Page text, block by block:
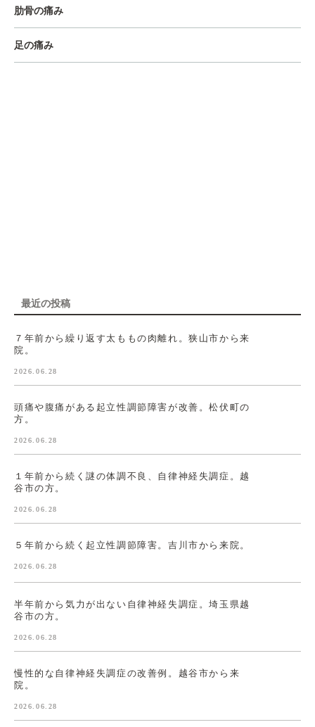
肋骨の痛み
足の痛み
最近の投稿
７年前から繰り返す太ももの肉離れ。狭山市から来
院。
2026.06.28
頭痛や腹痛がある起立性調節障害が改善。松伏町の
方。
2026.06.28
１年前から続く謎の体調不良、自律神経失調症。越
谷市の方。
2026.06.28
５年前から続く起立性調節障害。吉川市から来院。
2026.06.28
半年前から気力が出ない自律神経失調症。埼玉県越
谷市の方。
2026.06.28
慢性的な自律神経失調症の改善例。越谷市から来
院。
2026.06.28